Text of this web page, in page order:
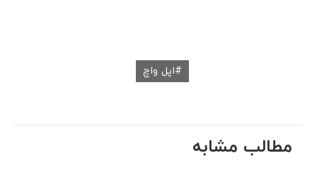
اپل واچ
مطالب مشابه